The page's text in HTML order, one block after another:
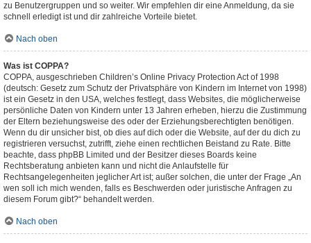
zu Benutzergruppen und so weiter. Wir empfehlen dir eine Anmeldung, da sie
schnell erledigt ist und dir zahlreiche Vorteile bietet.
Nach oben
Was ist COPPA?
COPPA, ausgeschrieben Children’s Online Privacy Protection Act of 1998
(deutsch: Gesetz zum Schutz der Privatsphäre von Kindern im Internet von 1998)
ist ein Gesetz in den USA, welches festlegt, dass Websites, die möglicherweise
persönliche Daten von Kindern unter 13 Jahren erheben, hierzu die Zustimmung
der Eltern beziehungsweise des oder der Erziehungsberechtigten benötigen.
Wenn du dir unsicher bist, ob dies auf dich oder die Website, auf der du dich zu
registrieren versuchst, zutrifft, ziehe einen rechtlichen Beistand zu Rate. Bitte
beachte, dass phpBB Limited und der Besitzer dieses Boards keine
Rechtsberatung anbieten kann und nicht die Anlaufstelle für
Rechtsangelegenheiten jeglicher Art ist; außer solchen, die unter der Frage „An
wen soll ich mich wenden, falls es Beschwerden oder juristische Anfragen zu
diesem Forum gibt?“ behandelt werden.
Nach oben